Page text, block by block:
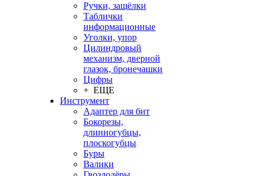
Ручки, защёлки
Таблички
информационные
Уголки, упор
Цилиндровый
механизм, дверной
глазок, бронечашки
Цифры
+ ЕЩЕ
Инструмент
Адаптер для бит
Бокорезы,
длинногубцы,
плоскогубцы
Буры
Валики